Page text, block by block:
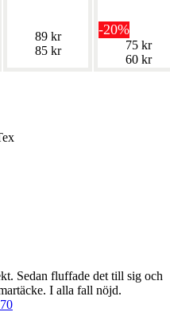
89 kr
85 kr
-20%
75 kr
60 kr
Sedan fluffade det till sig och
I alla fall nöjd.